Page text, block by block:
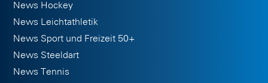
News Hockey
News Leichtathletik
News Sport und Freizeit 50+
News Steeldart
News Tennis